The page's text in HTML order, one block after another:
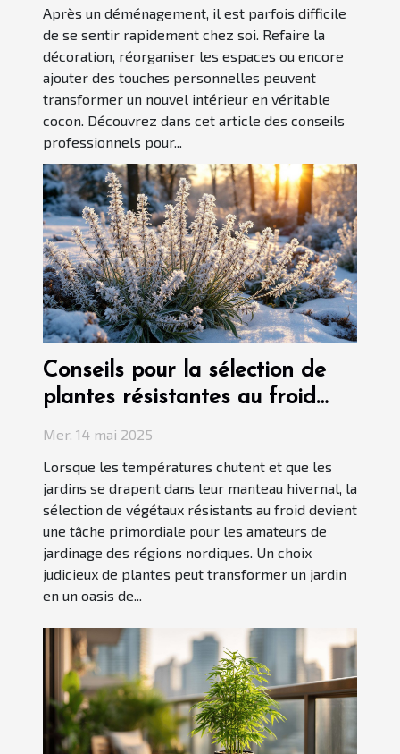
Après un déménagement, il est parfois difficile
de se sentir rapidement chez soi. Refaire la
décoration, réorganiser les espaces ou encore
ajouter des touches personnelles peuvent
transformer un nouvel intérieur en véritable
cocon. Découvrez dans cet article des conseils
professionnels pour...
Conseils pour la sélection de
plantes résistantes au froid
Mer. 14 mai 2025
Lorsque les températures chutent et que les
jardins se drapent dans leur manteau hivernal, la
sélection de végétaux résistants au froid devient
une tâche primordiale pour les amateurs de
jardinage des régions nordiques. Un choix
judicieux de plantes peut transformer un jardin
en un oasis de...